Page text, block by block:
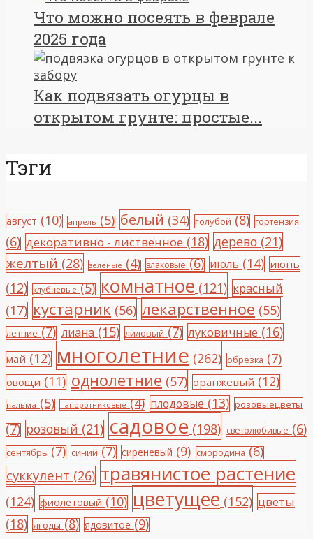
Что можно посеять в феврале
2025 года
Как подвязать огурцы в
открытом грунте: простые...
Тэги
август(10) апрель(5) белый (34) голубой(8) гортензия
(6) декоративно - лиственное (18) дерево (21)
желтый (28) зеленые(4) злаковые(6) июль (14) июнь
(12) клубневые(5) комнатное (121) красный
(17) кустарник (56) лекарственное (55)
летние(7) лиана (15) лиловый(7) луковичные (16)
май (12) многолетние (262) обрезка(7)
овощи (11) однолетние (57) оранжевый (12)
пальма(5) папоротниковые(4) плодовые (13) розовыецветы
(7) розовый (21) садовое (198) светолюбивые(6)
сентябрь(7) синий(7) сиреневый(9) смородина(6)
суккулент (26) травянистое растение
(124) фиолетовый(10) цветущее (152) цветы
(18) ягоды(8) ядовитое(9)